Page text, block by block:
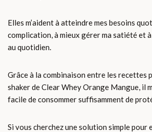
Elles m’aident à atteindre mes besoins
complication, à mieux gérer ma satiété et
au quotidien.
Grâce à la combinaison entre les recettes
shaker de Clear Whey Orange Mangue, il
facile de consommer suffisamment de
Si vous cherchez une solution simple